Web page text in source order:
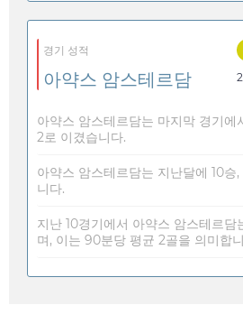
경기 성적
아약스 암스테르담
아약스 암스테르담는 마지막 경기
2로 이겼습니다.
아약스 암스테르담는 지난달에 10승
니다.
지난 10경기에서 아약스 암스테르
며, 이는 90분당 평균 2골을 의미합